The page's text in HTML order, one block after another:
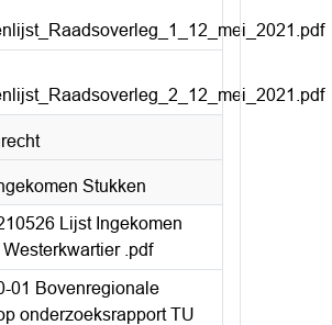
Stukken
Lijst Ingekomen
.pdf
01 Bovenregionale
onderzoeksrapport TU